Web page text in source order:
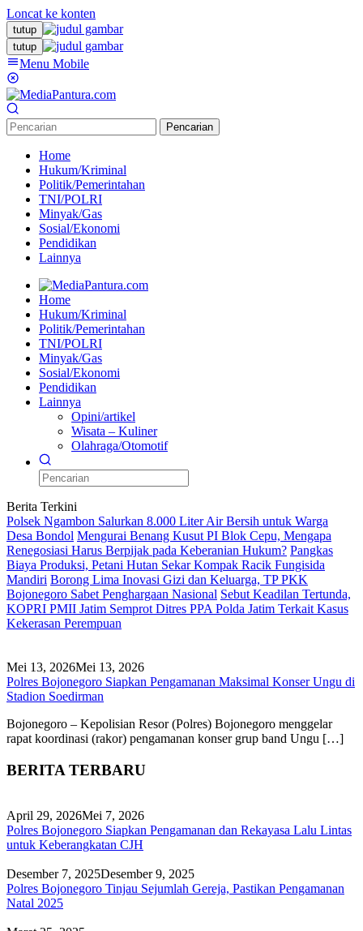
Loncat ke konten
tutup
tutup
Menu Mobile
Pencarian
Home
Hukum/Kriminal
Politik/Pemerintahan
TNI/POLRI
Minyak/Gas
Sosial/Ekonomi
Pendidikan
Lainnya
Home
Hukum/Kriminal
Politik/Pemerintahan
TNI/POLRI
Minyak/Gas
Sosial/Ekonomi
Pendidikan
Lainnya
Opini/artikel
Wisata – Kuliner
Olahraga/Otomotif
Berita Terkini
Polsek Ngambon Salurkan 8.000 Liter Air Bersih untuk Warga
Desa Bondol Mengurai Benang Kusut PI Blok Cepu, Mengapa
Renegosiasi Harus Berpijak pada Keberanian Hukum? Pangkas
Biaya Produksi, Petani Hutan Sekar Kompak Racik Fungisida
Mandiri Borong Lima Inovasi Gizi dan Keluarga, TP PKK
Bojonegoro Sabet Penghargaan Nasional Sebut Keadilan Tertunda,
KOPRI PMII Jatim Semprot Ditres PPA Polda Jatim Terkait Kasus
Kekerasan Perempuan
Mei 13, 2026Mei 13, 2026
Polres Bojonegoro Siapkan Pengamanan Maksimal Konser Ungu di
Stadion Soedirman
Bojonegoro – Kepolisian Resor (Polres) Bojonegoro menggelar
rapat koordinasi (rakor) pengamanan konser grup band Ungu […]
BERITA TERBARU
April 29, 2026Mei 7, 2026
Polres Bojonegoro Siapkan Pengamanan dan Rekayasa Lalu Lintas
untuk Keberangkatan CJH
Desember 7, 2025Desember 9, 2025
Polres Bojonegoro Tinjau Sejumlah Gereja, Pastikan Pengamanan
Natal 2025